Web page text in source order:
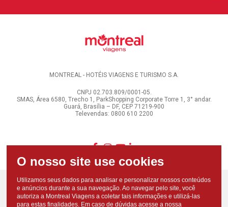
MONTREAL - HOTÉIS VIAGENS E TURISMO S.A.
CNPJ 02.703.809/0001-05.
SMAS, Área 6580, Trecho 1, ParkShopping Corporate Torre 1, 3° andar.
Guará, Brasília – DF, CEP 71219-900
Televendas: 0800 610 2200
Utilizamos seus dados para analisar e personalizar nossos conteúdos
e anúncios durante a sua navegação. Ao navegar pelo site, você
autoriza a Montreal Viagens a coletar tais informações e utilizá-las
para estas finalidades. Em caso de dúvidas acesse a nossa